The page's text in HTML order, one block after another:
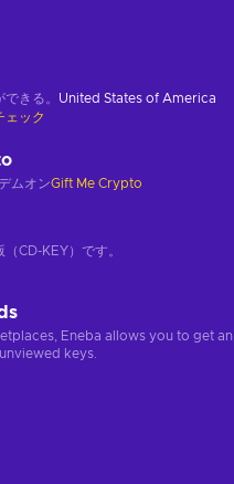
きる。 United States of America
ェック
ムオンGift Me Crypto
CD-KEY）です。
Eneba allows you to get an
keys.